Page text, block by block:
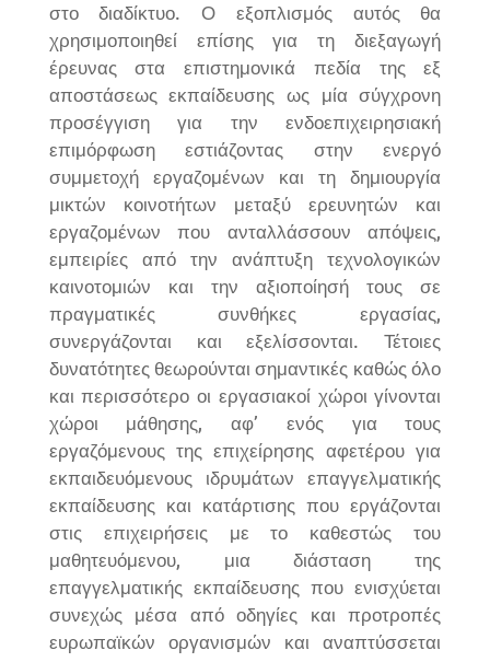
στο διαδίκτυο. Ο εξοπλισμός αυτός θα
χρησιμοποιηθεί επίσης για τη διεξαγωγή
έρευνας στα επιστημονικά πεδία της εξ
αποστάσεως εκπαίδευσης ως μία σύγχρονη
προσέγγιση για την ενδοεπιχειρησιακή
επιμόρφωση εστιάζοντας στην ενεργό
συμμετοχή εργαζομένων και τη δημιουργία
μικτών κοινοτήτων μεταξύ ερευνητών και
εργαζομένων που ανταλλάσσουν απόψεις,
εμπειρίες από την ανάπτυξη τεχνολογικών
καινοτομιών και την αξιοποίησή τους σε
πραγματικές συνθήκες εργασίας,
συνεργάζονται και εξελίσσονται. Τέτοιες
δυνατότητες θεωρούνται σημαντικές καθώς όλο
και περισσότερο οι εργασιακοί χώροι γίνονται
χώροι μάθησης, αφ’ ενός για τους
εργαζόμενους της επιχείρησης αφετέρου για
εκπαιδευόμενους ιδρυμάτων επαγγελματικής
εκπαίδευσης και κατάρτισης που εργάζονται
στις επιχειρήσεις με το καθεστώς του
μαθητευόμενου, μια διάσταση της
επαγγελματικής εκπαίδευσης που ενισχύεται
συνεχώς μέσα από οδηγίες και προτροπές
ευρωπαϊκών οργανισμών και αναπτύσσεται